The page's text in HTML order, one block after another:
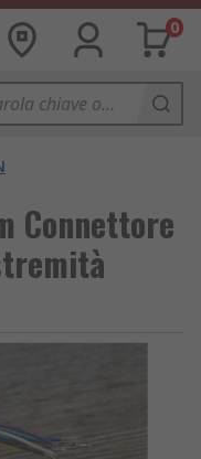
0
Connettore